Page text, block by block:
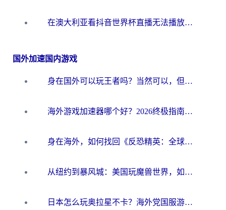
在澳大利亚看抖音世界杯直播无法播放？海外党体育观赛终极指南来了！
国外加速国内游戏
身在国外可以玩王者吗？当然可以，但你需要这份“加速”指南
海外游戏加速器哪个好？2026终极指南帮你畅玩国服+解决卡顿难题
身在海外，如何找回《反恐精英：全球攻势》国服的丝滑手感？一份给你的终极指南
从纽约到暴风城：美国玩魔兽世界，如何找到你的最佳网络航线
日本怎么玩奥拉星不卡？海外党国服游戏加速器选择全攻略